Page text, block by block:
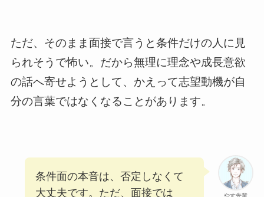
ただ、そのまま面接で言うと条件だけの人に見
られそうで怖い。だから無理に理念や成長意欲
の話へ寄せようとして、かえって志望動機が自
分の言葉ではなくなることがあります。
やす先輩
条件面の本音は、否定しなくて
大丈夫です。ただ、面接では